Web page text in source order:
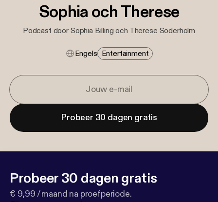
Sophia och Therese
Podcast door Sophia Billing och Therese Söderholm
Engels Entertainment
Probeer 30 dagen gratis
Probeer 30 dagen gratis
€ 9,99 / maand na proefperiode.